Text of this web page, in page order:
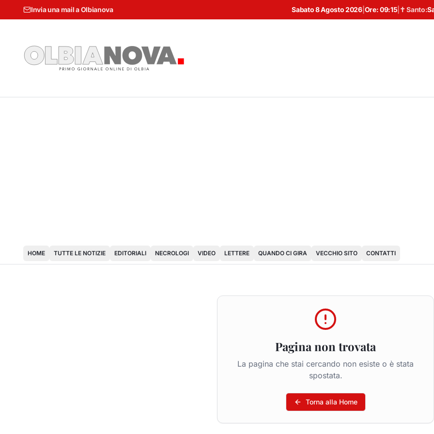
Invia una mail a Olbianova Sabato 8 Agosto 2026| Ore:09:15 ✝ Santo:
HOME TUTTE LE NOTIZIE EDITORIALI NECROLOGI VIDEO LETTERE QUANDO CI GIRA VECCHIO SITO CONTATTI
Pagina non trovata
La pagina che stai cercando non esiste o è stata
spostata.
Torna alla Home